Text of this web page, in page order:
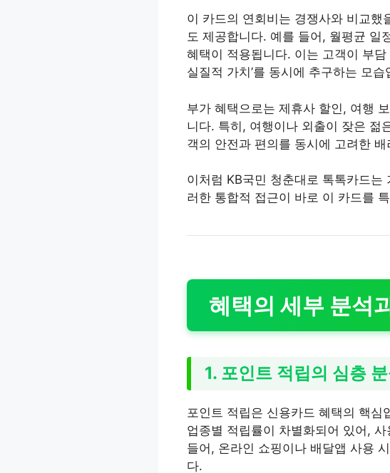
이 카드의 연회비는 경쟁사와 비교
도 제공합니다. 예를 들어, 월평균 일
혜택이 적용됩니다. 이는 고객이 부담
실질적 가치’를 동시에 추구하는 모습
부가 혜택으로는 제휴사 할인, 여행
니다. 특히, 여행이나 외출이 잦은 젊
객의 안전과 편의를 동시에 고려한
이처럼 KB국민 청춘대로 톡톡카드
러한 통합적 접근이 바로 이 카드를
혜택의 세부 분석
1. 포인트 적립의 심층 분
포인트 적립은 신용카드 혜택의 핵
업종별 적립률이 차별화되어 있어,
들어, 온라인 쇼핑이나 배달앱 사용
다.